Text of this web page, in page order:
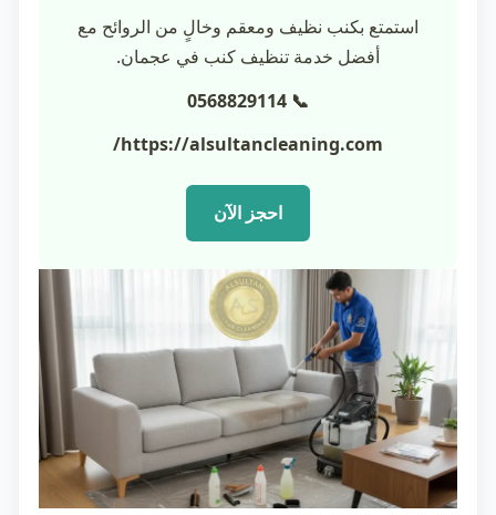
استمتع بكنب نظيف ومعقم وخالٍ من الروائح مع
أفضل خدمة تنظيف كنب في عجمان.
📞 0568829114
https://alsultancleaning.com/
احجز الآن